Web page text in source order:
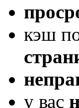
кэш
у вас